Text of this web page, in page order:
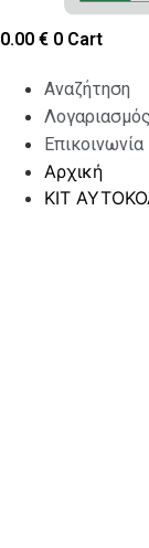
0.00 € 0 Cart
Αναζήτηση
Λογαριασμός
Επικοινωνία
Αρχική
ΚΙΤ